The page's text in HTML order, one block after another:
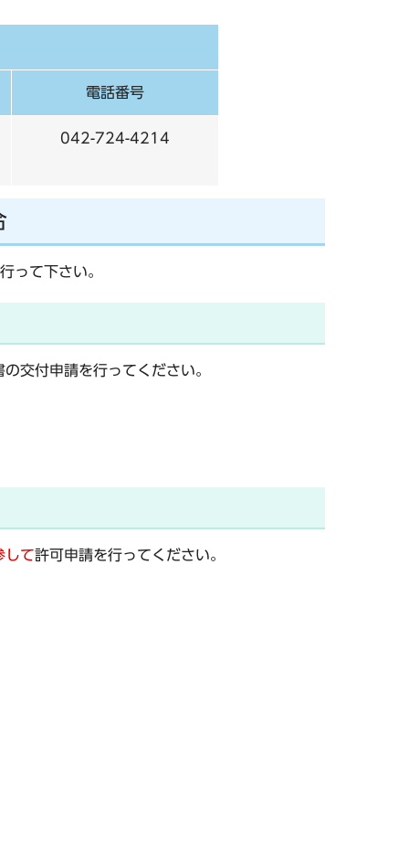
電話番号
042-724-4214
って下さい。
交付申請を行ってください。
して許可申請を行ってください。